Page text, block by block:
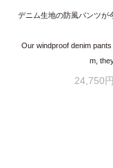
デニム生地の防風パンツが
Our windproof denim
m,
24,750